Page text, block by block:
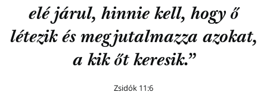
elé járul, hinnie kell, hogy ő
létezik és megjutalmazza azokat,
a kik őt keresik.”
Zsidók 11:6